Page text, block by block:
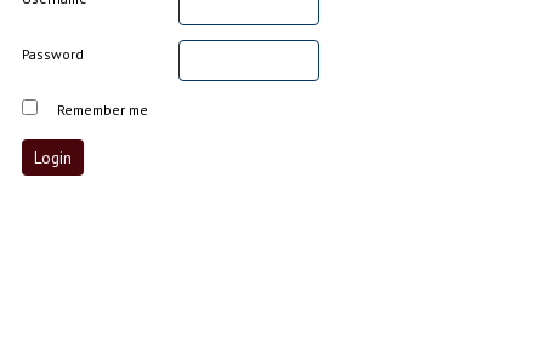
Password
Remember me